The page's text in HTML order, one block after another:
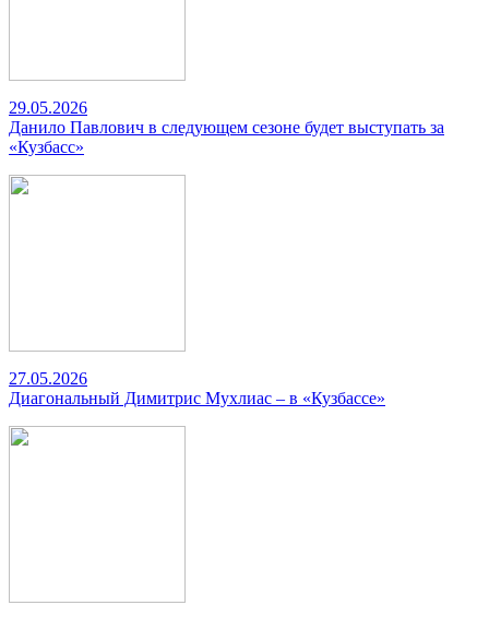
29.05.2026
Данило Павлович в следующем сезоне будет выступать за
«Кузбасс»
27.05.2026
Диагональный Димитрис Мухлиас – в «Кузбассе»